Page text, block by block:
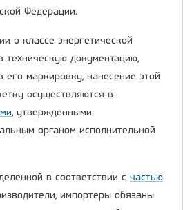
Федерации.
о классе энергетической
техническую документацию,
его маркировку, нанесение этой
осуществляются в
, утвержденными
органом исполнительной
в соответствии с частью
импортеры обязаны